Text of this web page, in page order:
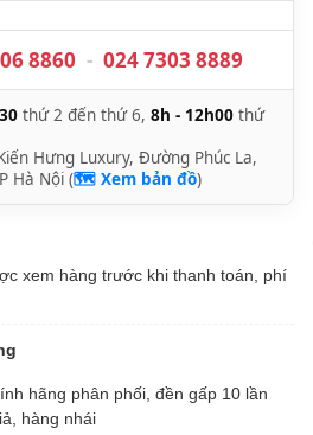
8860 - 024 7303 8889
thứ 2 đến thứ 6, 8h - 12h00 thứ
Hưng Luxury, Đường Phúc La,
Hà Nội (🗺️ Xem bản đồ)
xem hàng trước khi thanh toán, phí
hãng phân phối, đền gấp 10 lần
hàng nhái